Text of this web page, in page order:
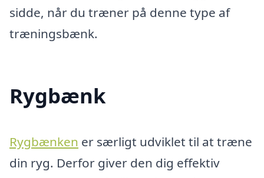
sidde, når du træner på denne type af
træningsbænk.
Rygbænk
Rygbænken er særligt udviklet til at træne
din ryg. Derfor giver den dig effektiv